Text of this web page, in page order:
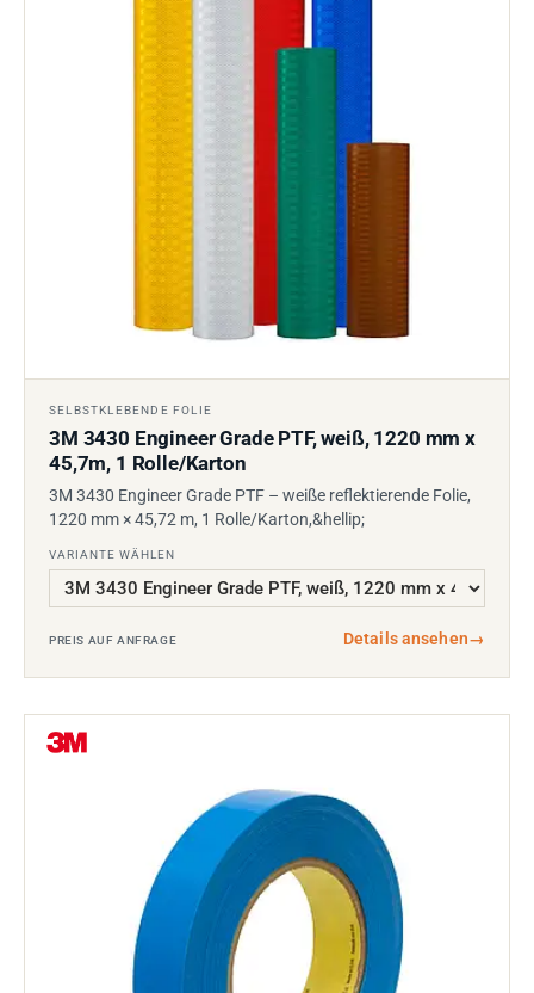
SELBSTKLEBENDE FOLIE
3M 3430 Engineer Grade PTF, weiß, 1220 mm x
45,7m, 1 Rolle/Karton
3M 3430 Engineer Grade PTF – weiße reflektierende Folie,
1220 mm × 45,72 m, 1 Rolle/Karton,&hellip;
VARIANTE WÄHLEN
PREIS AUF ANFRAGE Details ansehen→